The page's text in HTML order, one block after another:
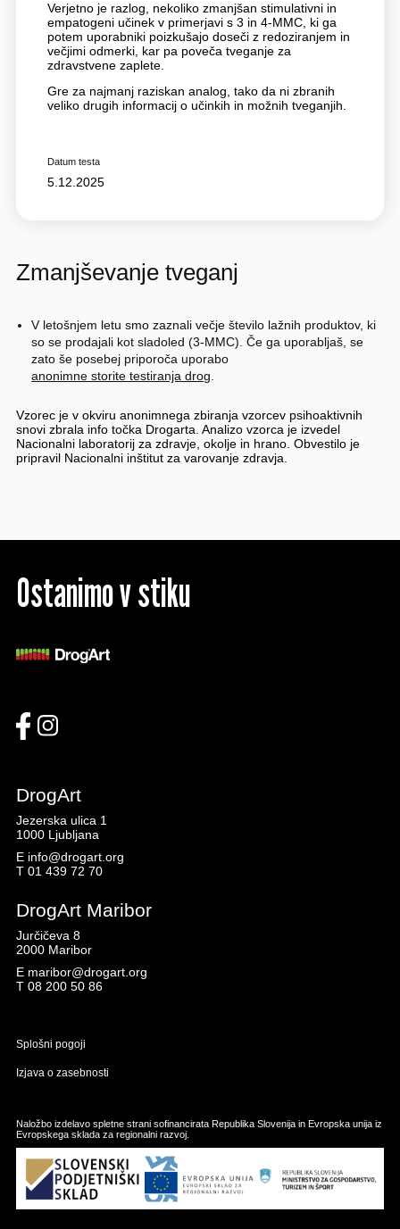
Verjetno je razlog, nekoliko zmanjšan stimulativni in
empatogeni učinek v primerjavi s 3 in 4-MMC, ki ga
potem uporabniki poizkušajo doseči z redoziranjem in
večjimi odmerki, kar pa poveča tveganje za
zdravstvene zaplete.
Gre za najmanj raziskan analog, tako da ni zbranih
veliko drugih informacij o učinkih in možnih tveganjih.
Datum testa
5.12.2025
Zmanjševanje tveganj
V letošnjem letu smo zaznali večje število lažnih produktov, ki
so se prodajali kot sladoled (3-MMC). Če ga uporabljaš, se
zato še posebej priporoča uporabo
anonimne storite testiranja drog
Vzorec je v okviru anonimnega zbiranja vzorcev psihoaktivnih
snovi zbrala info točka Drogarta. Analizo vzorca je izvedel
Nacionalni laboratorij za zdravje, okolje in hrano. Obvestilo je
pripravil Nacionalni inštitut za varovanje zdravja.
Ostanimo v stiku
DrogArt
Jezerska ulica 1
1000 Ljubljana
E info@drogart.org
T 01 439 72 70
DrogArt Maribor
Jurčičeva 8
2000 Maribor
E maribor@drogart.org
T 08 200 50 86
Splošni pogoji
Izjava o zasebnosti
Naložbo izdelavo spletne strani sofinancirata Republika Slovenija in Evropska unija iz
Evropskega sklada za regionalni razvoj.